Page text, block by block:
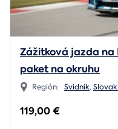
Zážitková jazda na
paket na okruhu
Región: Svidník,
119,00 €